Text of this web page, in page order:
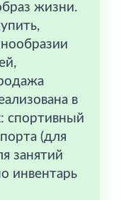
жизни.
в
спортивный
(для
занятий
инвентарь